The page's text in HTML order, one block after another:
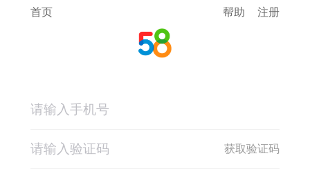
首页 帮助 注册
获取验证码